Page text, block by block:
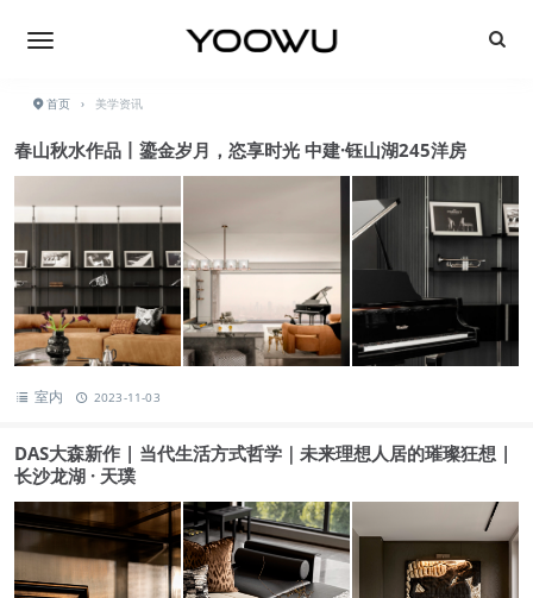
首页 › 美学资讯
春山秋水作品丨鎏金岁月，恣享时光 中建·钰山湖245洋房
室内 2023-11-03
DAS大森新作 | 当代生活方式哲学｜未来理想人居的璀璨狂想 |
长沙龙湖 · 天璞